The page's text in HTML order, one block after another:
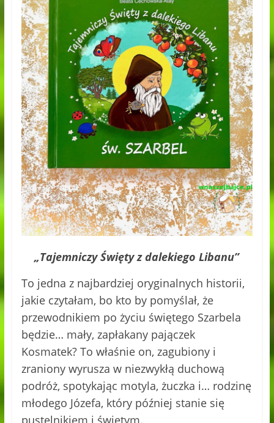
„Tajemniczy Święty z dalekiego Libanu”
To jedna z najbardziej oryginalnych historii,
jakie czytałam, bo kto by pomyślał, że
przewodnikiem po życiu świętego Szarbela
będzie… mały, zapłakany pajączek
Kosmatek? To właśnie on, zagubiony i
zraniony wyrusza w niezwykłą duchową
podróż, spotykając motyla, żuczka i… rodzinę
młodego Józefa, który później stanie się
pustelnikiem i świętym.